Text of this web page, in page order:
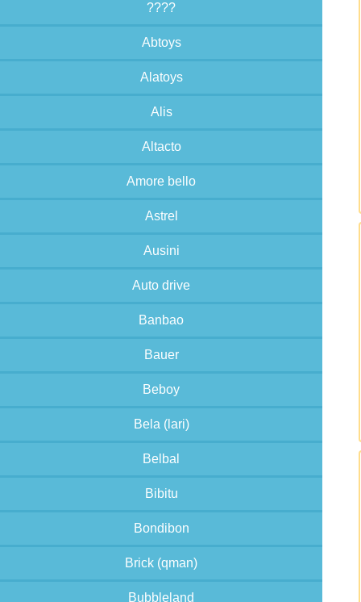
????
Abtoys
Alatoys
Alis
Altacto
Amore bello
Astrel
Ausini
Auto drive
Banbao
Bauer
Beboy
Bela (lari)
Belbal
Bibitu
Bondibon
Brick (qman)
Bubbleland